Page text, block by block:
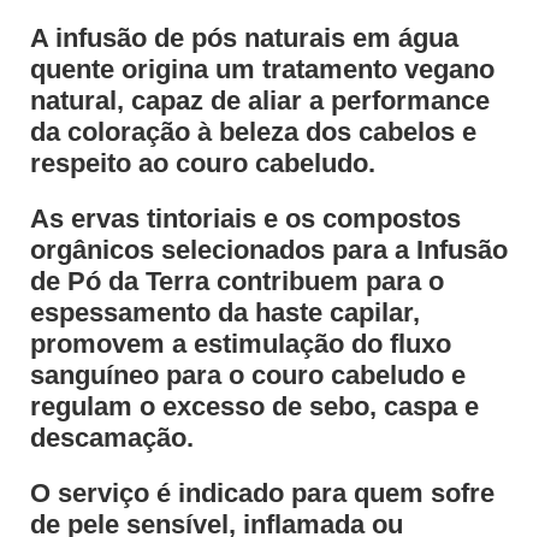
A infusão de pós naturais em água
quente origina um tratamento vegano
natural, capaz de aliar a performance
da coloração à beleza dos cabelos e
respeito ao couro cabeludo.
As ervas tintoriais e os compostos
orgânicos selecionados para a Infusão
de Pó da Terra contribuem para o
espessamento da haste capilar,
promovem a estimulação do fluxo
sanguíneo para o couro cabeludo e
regulam o excesso de sebo, caspa e
descamação.
O serviço é indicado para quem sofre
de pele sensível, inflamada ou